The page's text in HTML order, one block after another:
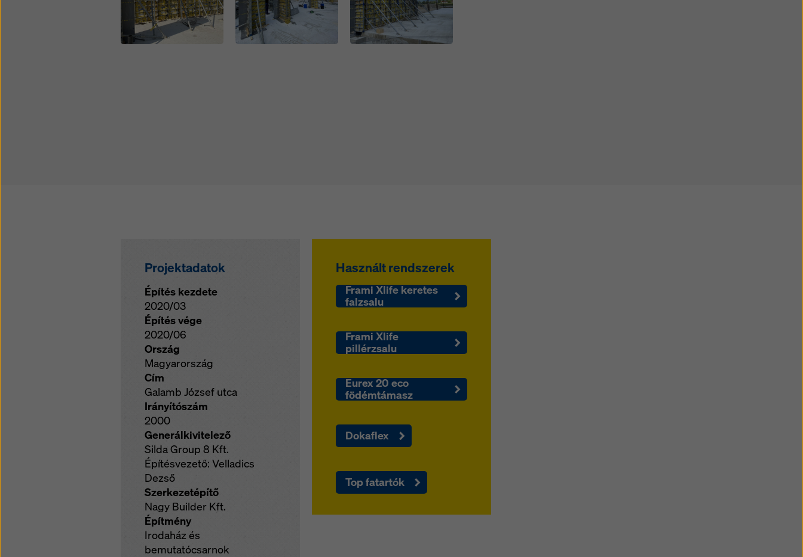
Projektadatok
Építés kezdete
2020/03
Építés vége
2020/06
Ország
Magyarország
Cím
Galamb József utca
Irányítószám
2000
Generálkivitelező
Silda Group 8 Kft.
Építésvezető: Velladics
Dezső
Szerkezetépítő
Nagy Builder Kft.
Építmény
Irodaház és
bemutatócsarnok
Használt rendszerek
Frami Xlife keretes
falzsalu
Frami Xlife
pillérzsalu
Eurex 20 eco
födémtámasz
Dokaflex
Top fatartók